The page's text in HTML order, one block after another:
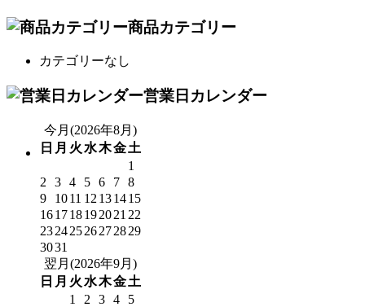
商品カテゴリー
カテゴリーなし
営業日カレンダー
今月(2026年8月)
日 月 火 水木金土
1
2
3 4 5 6 7 8
9
1011 12 131415
161718192021 22
23242526272829
3031
翌月(2026年9月)
日 月 火 水木金土
1
2 3 4
5